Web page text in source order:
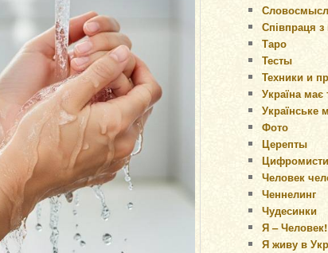
Співпраця
Таро
Тесты
Техники и
Україна має
Українське
Фото
Церепты
Человек
Ченнелинг
Чудесинки
Я – Человек!
Я живу в